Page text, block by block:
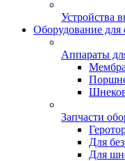
Устройства
Оборудование для
Аппараты
Запчасти
Для
Для